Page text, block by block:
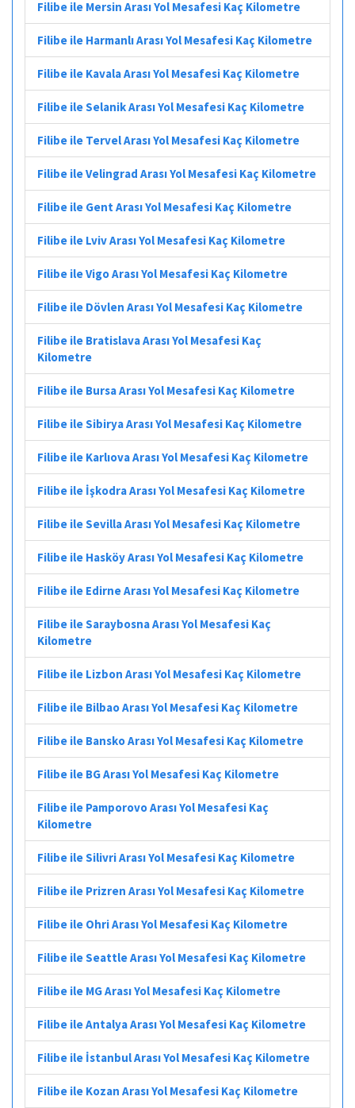
Filibe ile Mersin Arası Yol Mesafesi Kaç Kilometre
Filibe ile Harmanlı Arası Yol Mesafesi Kaç Kilometre
Filibe ile Kavala Arası Yol Mesafesi Kaç Kilometre
Filibe ile Selanik Arası Yol Mesafesi Kaç Kilometre
Filibe ile Tervel Arası Yol Mesafesi Kaç Kilometre
Filibe ile Velingrad Arası Yol Mesafesi Kaç Kilometre
Filibe ile Gent Arası Yol Mesafesi Kaç Kilometre
Filibe ile Lviv Arası Yol Mesafesi Kaç Kilometre
Filibe ile Vigo Arası Yol Mesafesi Kaç Kilometre
Filibe ile Dövlen Arası Yol Mesafesi Kaç Kilometre
Filibe ile Bratislava Arası Yol Mesafesi Kaç
Kilometre
Filibe ile Bursa Arası Yol Mesafesi Kaç Kilometre
Filibe ile Sibirya Arası Yol Mesafesi Kaç Kilometre
Filibe ile Karlıova Arası Yol Mesafesi Kaç Kilometre
Filibe ile İşkodra Arası Yol Mesafesi Kaç Kilometre
Filibe ile Sevilla Arası Yol Mesafesi Kaç Kilometre
Filibe ile Hasköy Arası Yol Mesafesi Kaç Kilometre
Filibe ile Edirne Arası Yol Mesafesi Kaç Kilometre
Filibe ile Saraybosna Arası Yol Mesafesi Kaç
Kilometre
Filibe ile Lizbon Arası Yol Mesafesi Kaç Kilometre
Filibe ile Bilbao Arası Yol Mesafesi Kaç Kilometre
Filibe ile Bansko Arası Yol Mesafesi Kaç Kilometre
Filibe ile BG Arası Yol Mesafesi Kaç Kilometre
Filibe ile Pamporovo Arası Yol Mesafesi Kaç
Kilometre
Filibe ile Silivri Arası Yol Mesafesi Kaç Kilometre
Filibe ile Prizren Arası Yol Mesafesi Kaç Kilometre
Filibe ile Ohri Arası Yol Mesafesi Kaç Kilometre
Filibe ile Seattle Arası Yol Mesafesi Kaç Kilometre
Filibe ile MG Arası Yol Mesafesi Kaç Kilometre
Filibe ile Antalya Arası Yol Mesafesi Kaç Kilometre
Filibe ile İstanbul Arası Yol Mesafesi Kaç Kilometre
Filibe ile Kozan Arası Yol Mesafesi Kaç Kilometre